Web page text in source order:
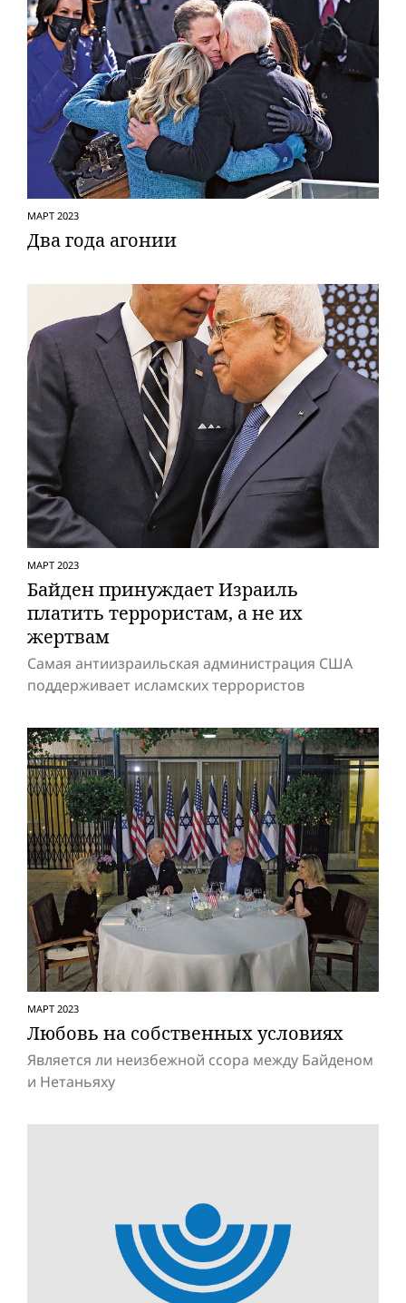
МАРТ 2023
Два года агонии
МАРТ 2023
Байден принуждает Израиль
платить террористам, а не их
жертвам
Самая антиизраильская администрация США
поддерживает исламских террористов
МАРТ 2023
Любовь на собственных условиях
Является ли неизбежной ссора между Байденом
и Нетаньяху